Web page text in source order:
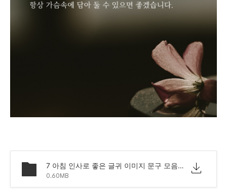
7 아침 인사로 좋은 글귀 이미지 문구 모음.png
0.60MB